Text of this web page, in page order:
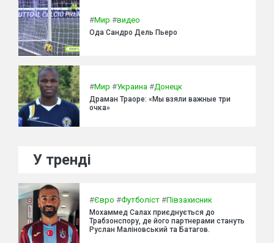
#Мир #видео
Ода Сандро Дель Пьеро
#Мир #Украина #Донецк
Драман Траоре: «Мы взяли важные три
очка»
У тренді
#Євро #Футболіст #Півзахисник
Мохаммед Салах приєднується до
Трабзонспору, де його партнерами стануть
Руслан Маліновський та Батагов.